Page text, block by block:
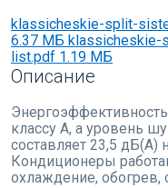
klassicheskie-split-
6.37 МБ klassicheskie-
list.pdf 1.19 МБ
Описание
классу А, а уровень
составляет 23,5 дБ(А)
Кондиционеры
охлаждение, обогрев,